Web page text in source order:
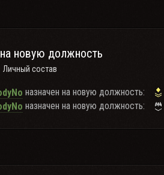
новую должность
Личный состав
назначен на новую должность:
назначен на новую должность: